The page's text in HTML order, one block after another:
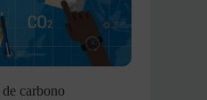
carbono